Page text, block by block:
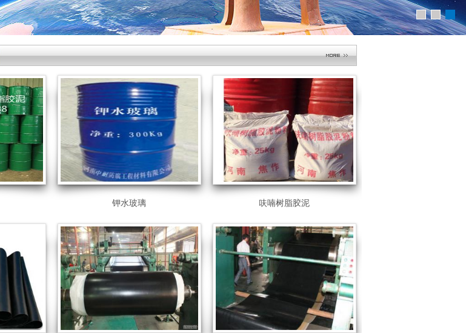
耐酸瓷砖 耐酸瓷砖
钾水玻璃 呋喃树脂胶泥